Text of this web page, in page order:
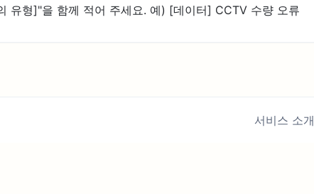
유형]"을 함께 적어 주세요. 예) [데이터] CCTV 수량 오류
서비스 소개